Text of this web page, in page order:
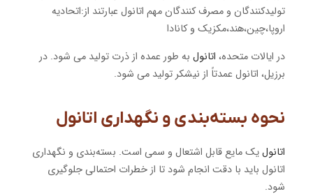
تولیدکنندگان و مصرف کنندگان مهم اتانول عبارتند از:اتحادیه
اروپا،چین،هند،مکزیک و کانادا
در ایالات متحده، اتانول به طور عمده از ذرت تولید می شود. در
برزیل، اتانول عمدتاً از نیشکر تولید می شود.
نحوه بسته‌بندی و نگهداری اتانول
اتانولیک مایع قابل اشتعال و سمی است. بسته‌بندی و نگهداری
اتانول باید با دقت انجام شود تا از خطرات احتمالی جلوگیری
شود.